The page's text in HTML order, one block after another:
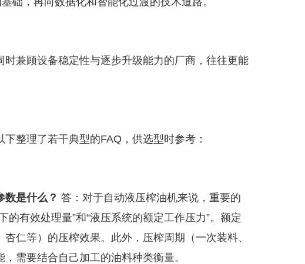
兼顾设备稳定性与逐步升级能力的厂商，往往更能
整理了若干典型的FAQ，供选型时参考：
数是什么？ 答：对于自动液压榨油机来说，重要的
有效处理量”和“液压系统的额定工作压力”。额定
仁等）的压榨效果。此外，压榨周期（一次装料、
需要结合自己加工的油料种类衡量。